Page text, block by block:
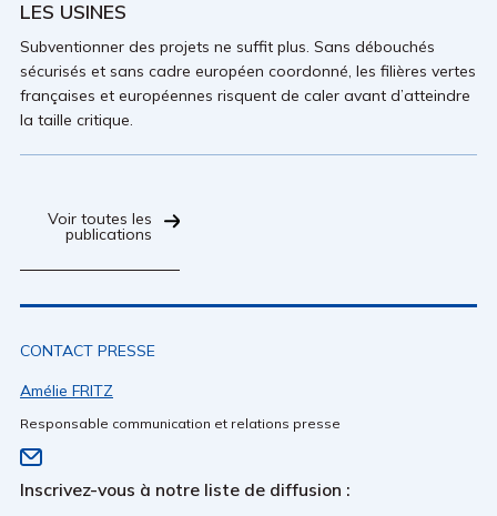
LES USINES
Subventionner des projets ne suffit plus. Sans débouchés
sécurisés et sans cadre européen coordonné, les filières vertes
françaises et européennes risquent de caler avant d’atteindre
la taille critique.
Voir toutes les
publications
CONTACT PRESSE
Amélie FRITZ
Responsable communication et relations presse
Inscrivez-vous à notre liste de diffusion :